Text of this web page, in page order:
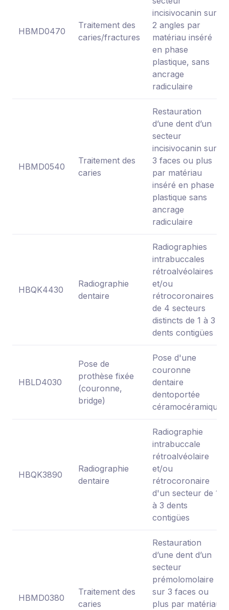
HBMD0470
Traitement des
caries/fractures
incisivocanin sur
2 angles par
matériau inséré
en phase
plastique, sans
ancrage
radiculaire
HBMD0540
Traitement des
caries
Restauration
d’une dent d’un
secteur
incisivocanin sur
3 faces ou plus
par matériau
inséré en phase
plastique sans
ancrage
radiculaire
HBQK4430
Radiographie
dentaire
Radiographies
intrabuccales
rétroalvéolaires
et/ou
rétrocoronaires
de 4 secteurs
distincts de 1 à 3
dents contigües
HBLD4030
Pose de
prothèse fixée
(couronne,
bridge)
Pose d'une
couronne
dentaire
dentoportée
céramocéramique
HBQK3890
Radiographie
dentaire
Radiographie
intrabuccale
rétroalvéolaire
et/ou
rétrocoronaire
d'un secteur de 1
à 3 dents
contigües
HBMD0380
Traitement des
caries
Restauration
d’une dent d’un
secteur
prémolomolaire
sur 3 faces ou
plus par matériau